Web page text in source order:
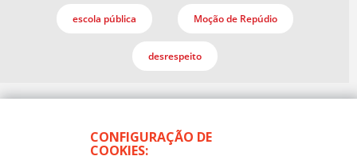
CONFIGURAÇÃO DE
COOKIES:
escola pública Moção de Repúdio
desrespeito